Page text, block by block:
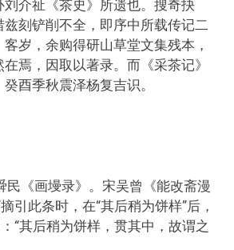
刘介祉《茶史》所遗也。搜奇抉
刻铲削不全，即序中所载传记二
岁，余购得研山草堂文集残本，
在焉，因取以著录。而《采茶记》
酉季秋震泽杨复吉识。
民《画墁录》。宋吴曾《能改斋漫
引此条时，在“其后稍为饼样”后，
“其后稍为饼样，贯其中，故谓之